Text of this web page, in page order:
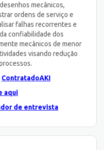
mecânicos,
ordens de serviço e
falhas recorrentes e
confiabilidade dos
mecânicos de menor
visando redução
ContratadoAKI
aqui
de entrevista